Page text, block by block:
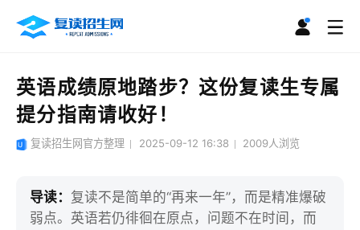
英语成绩原地踏步？这份复读生专属
提分指南请收好！
复读招生网官方整理 2025-09-12 16:38 2009人浏览
导读： 复读不是简单的“再来一年”，而是精准爆破
弱点。英语若仍徘徊在原点，问题不在时间，而